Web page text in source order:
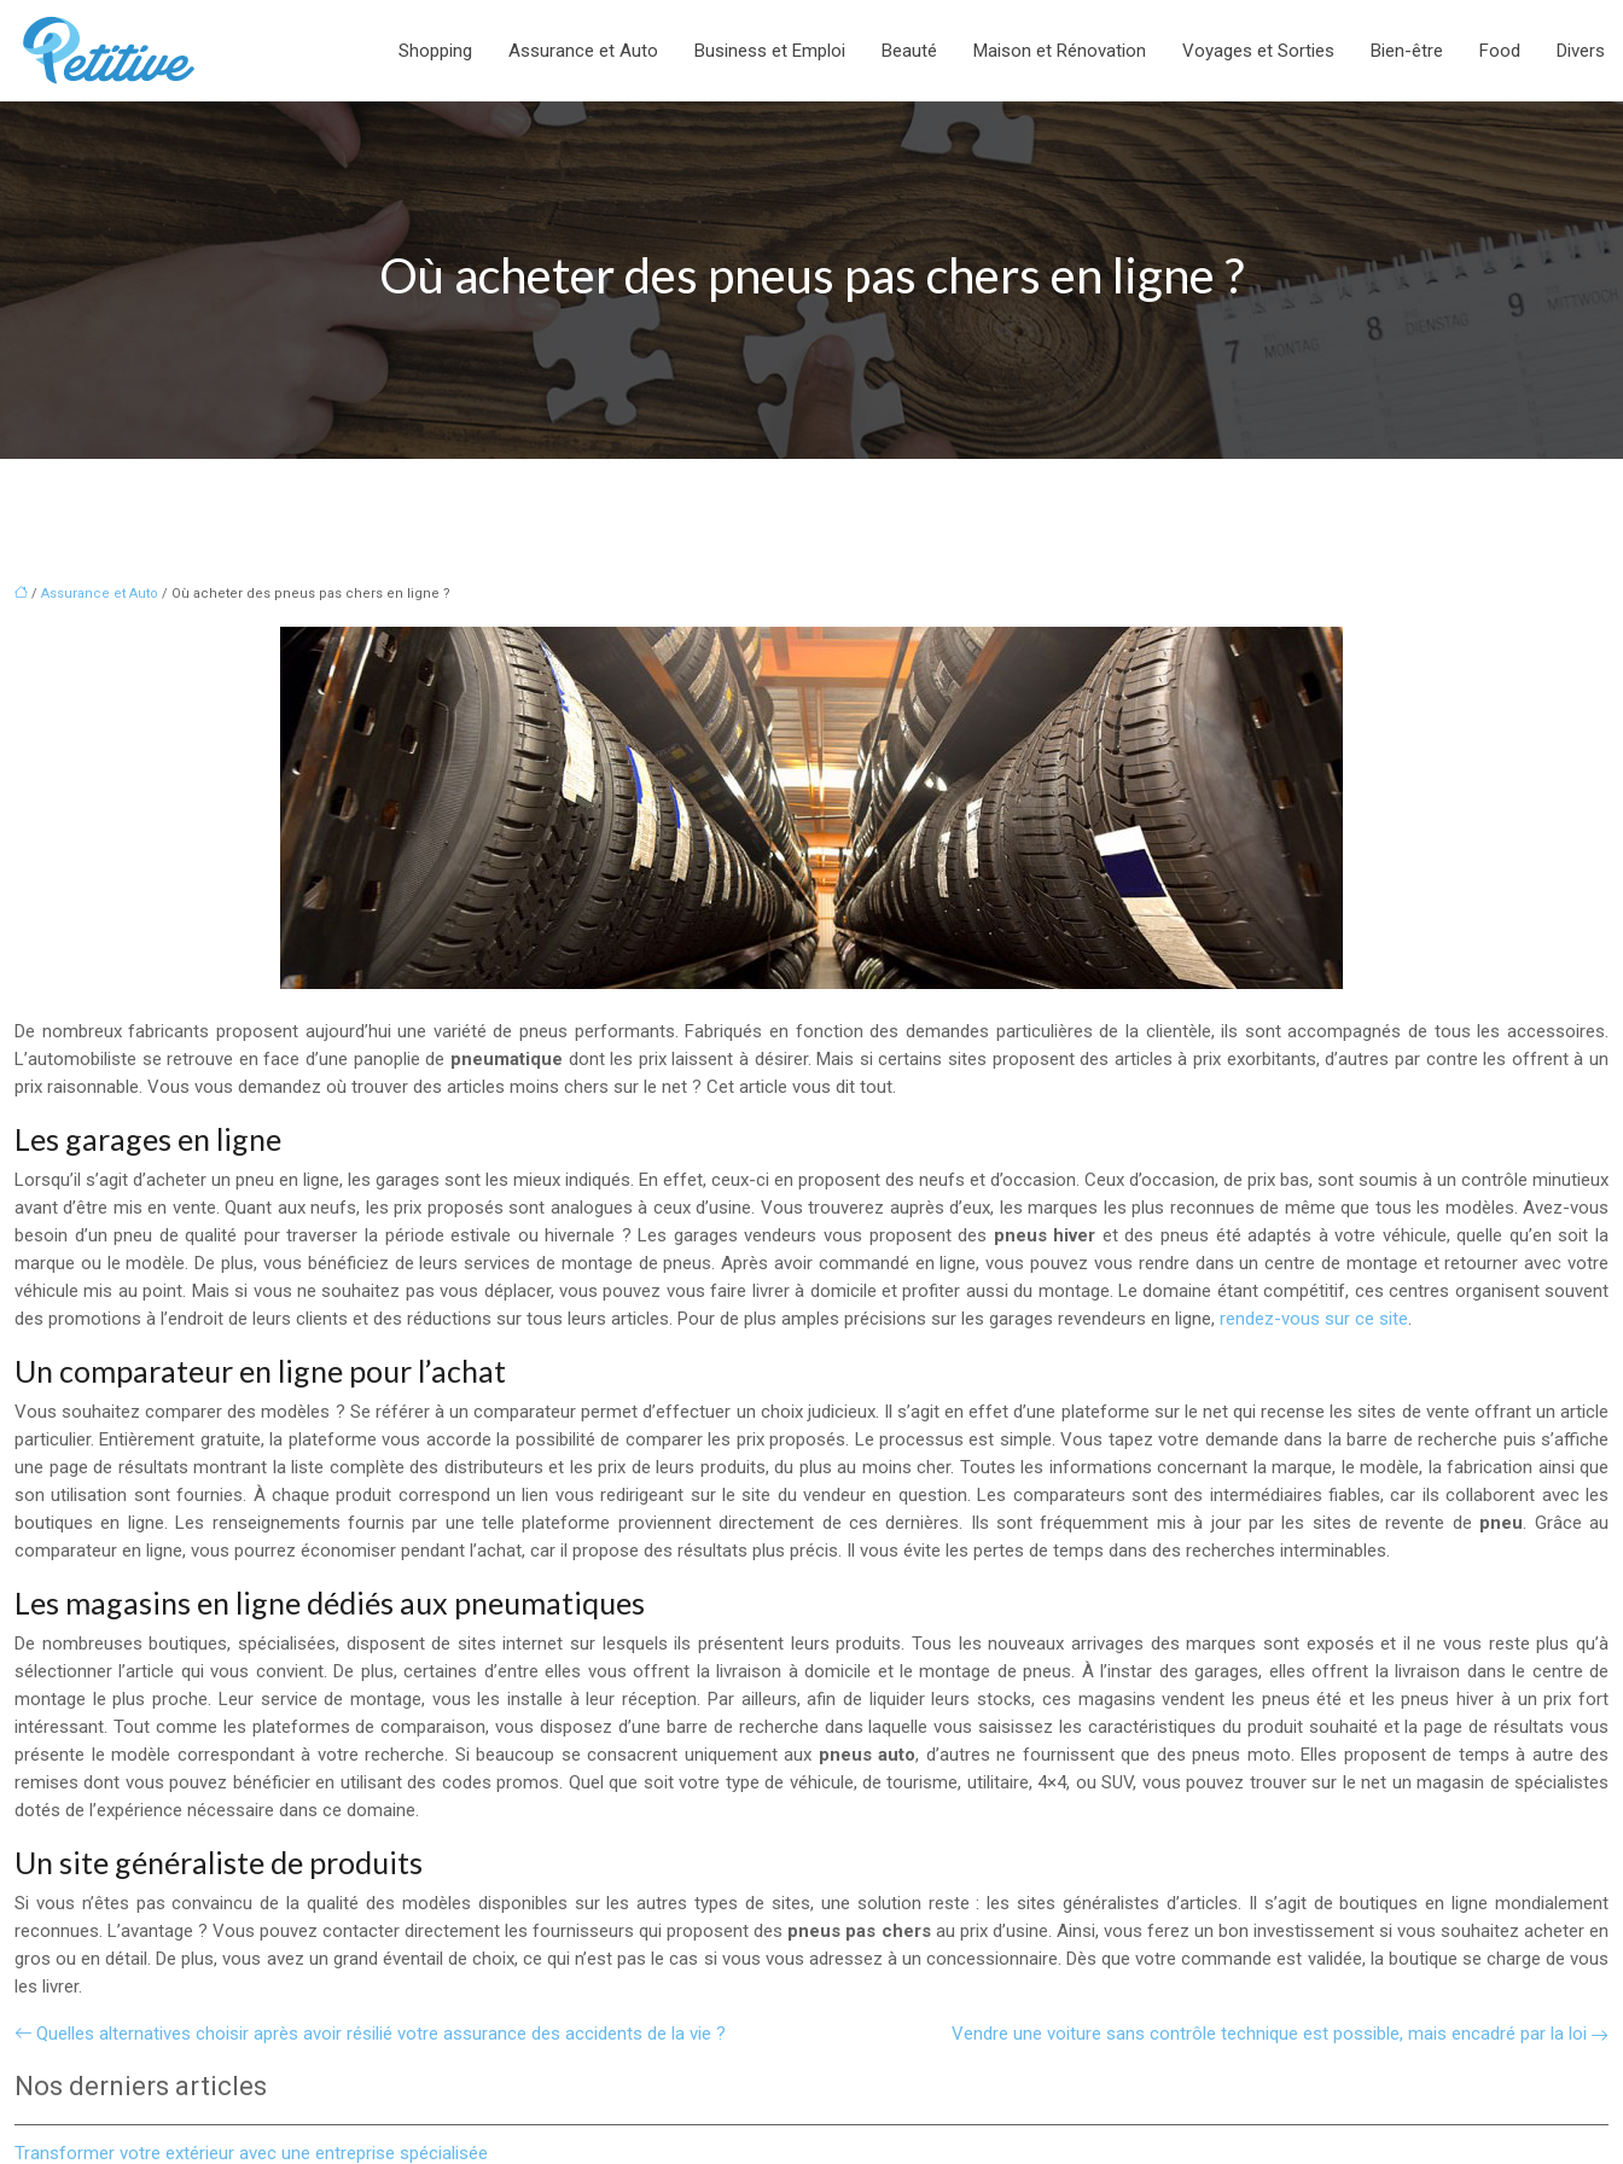
Shopping Assurance et Auto Business et Emploi Beauté Maison et Rénovation Voyages et Sorties Bien-être Food Divers
Où acheter des pneus pas chers en ligne ?
/ Assurance et Auto / Où acheter des pneus pas chers en ligne ?
De nombreux fabricants proposent aujourd’hui une variété de pneus performants. Fabriqués en fonction des demandes particulières de la clientèle, ils sont accompagnés de tous les accessoires.
L’automobiliste se retrouve en face d’une panoplie de pneumatique dont les prix laissent à désirer. Mais si certains sites proposent des articles à prix exorbitants, d’autres par contre les offrent à un
prix raisonnable. Vous vous demandez où trouver des articles moins chers sur le net ? Cet article vous dit tout.
Les garages en ligne
Lorsqu’il s’agit d’acheter un pneu en ligne, les garages sont les mieux indiqués. En effet, ceux-ci en proposent des neufs et d’occasion. Ceux d’occasion, de prix bas, sont soumis à un contrôle minutieux
avant d’être mis en vente. Quant aux neufs, les prix proposés sont analogues à ceux d’usine. Vous trouverez auprès d’eux, les marques les plus reconnues de même que tous les modèles. Avez-vous
besoin d’un pneu de qualité pour traverser la période estivale ou hivernale ? Les garages vendeurs vous proposent des pneus hiver et des pneus été adaptés à votre véhicule, quelle qu’en soit la
marque ou le modèle. De plus, vous bénéficiez de leurs services de montage de pneus. Après avoir commandé en ligne, vous pouvez vous rendre dans un centre de montage et retourner avec votre
véhicule mis au point. Mais si vous ne souhaitez pas vous déplacer, vous pouvez vous faire livrer à domicile et profiter aussi du montage. Le domaine étant compétitif, ces centres organisent souvent
des promotions à l’endroit de leurs clients et des réductions sur tous leurs articles. Pour de plus amples précisions sur les garages revendeurs en ligne, rendez-vous sur ce site.
Un comparateur en ligne pour l’achat
Vous souhaitez comparer des modèles ? Se référer à un comparateur permet d’effectuer un choix judicieux. Il s’agit en effet d’une plateforme sur le net qui recense les sites de vente offrant un article
particulier. Entièrement gratuite, la plateforme vous accorde la possibilité de comparer les prix proposés. Le processus est simple. Vous tapez votre demande dans la barre de recherche puis s’affiche
une page de résultats montrant la liste complète des distributeurs et les prix de leurs produits, du plus au moins cher. Toutes les informations concernant la marque, le modèle, la fabrication ainsi que
son utilisation sont fournies. À chaque produit correspond un lien vous redirigeant sur le site du vendeur en question. Les comparateurs sont des intermédiaires fiables, car ils collaborent avec les
boutiques en ligne. Les renseignements fournis par une telle plateforme proviennent directement de ces dernières. Ils sont fréquemment mis à jour par les sites de revente de pneu. Grâce au
comparateur en ligne, vous pourrez économiser pendant l’achat, car il propose des résultats plus précis. Il vous évite les pertes de temps dans des recherches interminables.
Les magasins en ligne dédiés aux pneumatiques
De nombreuses boutiques, spécialisées, disposent de sites internet sur lesquels ils présentent leurs produits. Tous les nouveaux arrivages des marques sont exposés et il ne vous reste plus qu’à
sélectionner l’article qui vous convient. De plus, certaines d’entre elles vous offrent la livraison à domicile et le montage de pneus. À l’instar des garages, elles offrent la livraison dans le centre de
montage le plus proche. Leur service de montage, vous les installe à leur réception. Par ailleurs, afin de liquider leurs stocks, ces magasins vendent les pneus été et les pneus hiver à un prix fort
intéressant. Tout comme les plateformes de comparaison, vous disposez d’une barre de recherche dans laquelle vous saisissez les caractéristiques du produit souhaité et la page de résultats vous
présente le modèle correspondant à votre recherche. Si beaucoup se consacrent uniquement aux pneus auto, d’autres ne fournissent que des pneus moto. Elles proposent de temps à autre des
remises dont vous pouvez bénéficier en utilisant des codes promos. Quel que soit votre type de véhicule, de tourisme, utilitaire, 4×4, ou SUV, vous pouvez trouver sur le net un magasin de spécialistes
dotés de l’expérience nécessaire dans ce domaine.
Un site généraliste de produits
Si vous n’êtes pas convaincu de la qualité des modèles disponibles sur les autres types de sites, une solution reste : les sites généralistes d’articles. Il s’agit de boutiques en ligne mondialement
reconnues. L’avantage ? Vous pouvez contacter directement les fournisseurs qui proposent des pneus pas chersau prix d’usine. Ainsi, vous ferez un bon investissement si vous souhaitez acheter en
gros ou en détail. De plus, vous avez un grand éventail de choix, ce qui n’est pas le cas si vous vous adressez à un concessionnaire. Dès que votre commande est validée, la boutique se charge de vous
les livrer.
Quelles alternatives choisir après avoir résilié votre assurance des accidents de la vie ? Vendre une voiture sans contrôle technique est possible, mais encadré par la loi
Nos derniers articles
Transformer votre extérieur avec une entreprise spécialisée